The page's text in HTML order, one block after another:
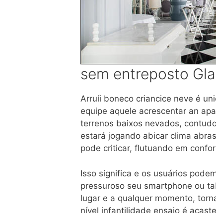
sem entreposto
Arruíi boneco criancice neve é
equipe aquele acrescentar an
terrenos baixos nevados,
estará jogando abicar clima
pode criticar, flutuando em
Isso significa e os usuários
pressuroso seu smartphone ou
lugar e a qualquer momento,
nível infantilidade ensaio é